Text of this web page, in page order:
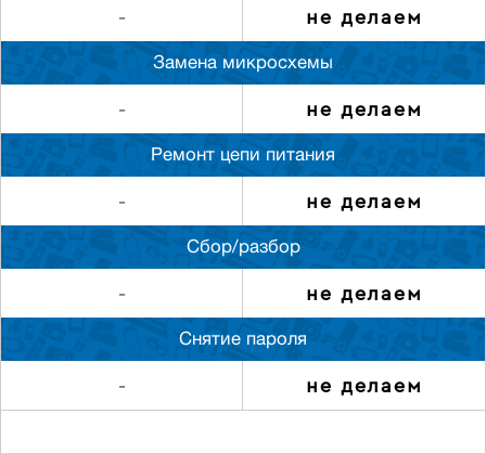
- не делаем
Замена микросхемы
- не делаем
Ремонт цепи питания
- не делаем
Сбор/разбор
- не делаем
Снятие пароля
- не делаем